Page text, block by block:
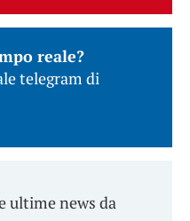
reale?
telegram di
ultime news da